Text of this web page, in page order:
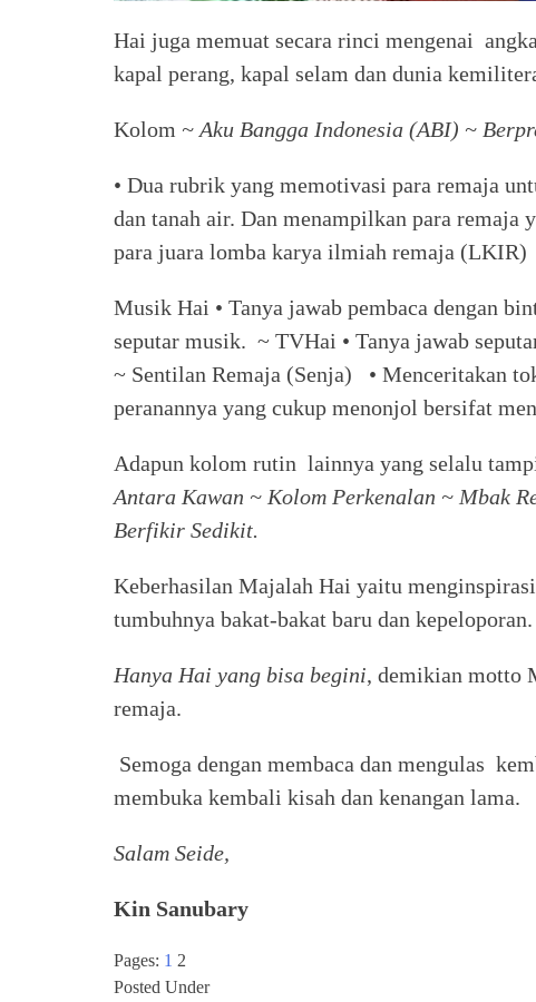
Hai juga memuat secara rinci mengenai
kapal perang, kapal selam dan dunia
Kolom ~ Aku Bangga Indonesia (ABI) ~
• Dua rubrik yang memotivasi para remaja
dan tanah air. Dan menampilkan para remaja
para juara lomba karya ilmiah remaja (LKIR)
Musik Hai • Tanya jawab pembaca dengan
seputar musik. ~ TVHai • Tanya jawab
~ Sentilan Remaja (Senja) • Menceritakan
peranannya yang cukup menonjol bersifat
Adapun kolom rutin lainnya yang selalu
Antara Kawan ~ Kolom Perkenalan ~ Mbak
Berfikir Sedikit.
Keberhasilan Majalah Hai yaitu
tumbuhnya bakat-bakat baru dan kepeloporan.
Hanya Hai yang bisa begini, demikian motto
remaja.
Semoga dengan membaca dan mengulas
membuka kembali kisah dan kenangan lama.
Salam Seide,
Kin Sanubary
Pages: 1 2
Posted Under